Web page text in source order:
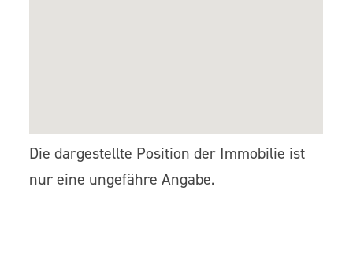
Die dargestellte Position der Immobilie ist
nur eine ungefähre Angabe.